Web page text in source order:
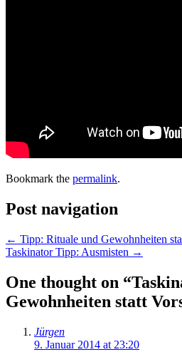
Bookmark the permalink.
Post navigation
← Tipp: Rituale und Gewohnheiten
Taskinator Tipp: Ausmisten →
One thought on “
Gewohnheiten statt
Jürgen
9. Januar 2014 at 23:20